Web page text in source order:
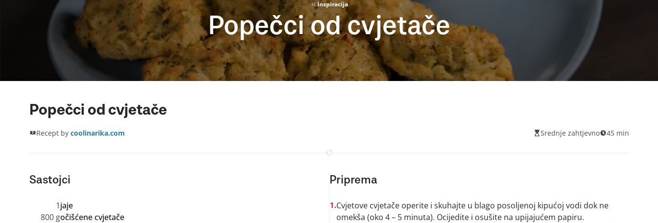
Inspiracija
Popečci od cvjetače
Popečci od cvjetače
Recept by coolinarika.com Srednje zahtjevno 45 min
Sastojci
1jaje
800 gočišćene cvjetače
Priprema
1.Cvjetove cvjetače operite i skuhajte u blago posoljenoj kipućoj vodi dok ne
omekša (oko 4 – 5 minuta). Ocijedite i osušite na upijajućem papiru.